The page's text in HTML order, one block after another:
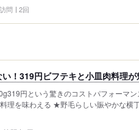
問 2回
！319円ビフテキと小皿肉料理
円という驚きのコストパフォーマ
理を味わえる ★野毛らしい賑やかな横